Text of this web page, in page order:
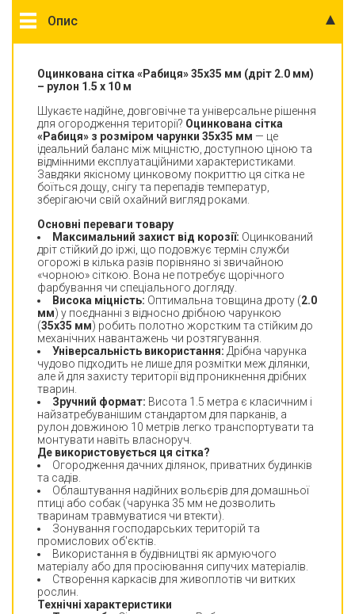
Опис
Оцинкована сітка «Рабиця» 35х35 мм (дріт 2.0 мм)
– рулон 1.5 х 10 м
Шукаєте надійне, довговічне та універсальне рішення
для огородження території? Оцинкована сітка
«Рабиця» з розміром чарунки 35х35 мм — це
ідеальний баланс між міцністю, доступною ціною та
відмінними експлуатаційними характеристиками.
Завдяки якісному цинковому покриттю ця сітка не
боїться дощу, снігу та перепадів температур,
зберігаючи свій охайний вигляд роками.
Основні переваги товару
Максимальний захист від корозії: Оцинкований
дріт стійкий до іржі, що подовжує термін служби
огорожі в кілька разів порівняно зі звичайною
«чорною» сіткою. Вона не потребує щорічного
фарбування чи спеціального догляду.
Висока міцність: Оптимальна товщина дроту (2.0
мм) у поєднанні з відносно дрібною чарункою
(35х35 мм) робить полотно жорстким та стійким до
механічних навантажень чи розтягування.
Універсальність використання: Дрібна чарунка
чудово підходить не лише для розмітки меж ділянки,
але й для захисту території від проникнення дрібних
тварин.
Зручний формат: Висота 1.5 метра є класичним і
найзатребуванішим стандартом для парканів, а
рулон довжиною 10 метрів легко транспортувати та
монтувати навіть власноруч.
Де використовується ця сітка?
Огородження дачних ділянок, приватних будинків
та садів.
Облаштування надійних вольєрів для домашньої
птиці або собак (чарунка 35 мм не дозволить
тваринам травмуватися чи втекти).
Зонування господарських територій та
промислових об'єктів.
Використання в будівництві як армуючого
матеріалу або для просіювання сипучих матеріалів.
Створення каркасів для живоплотів чи витких
рослин.
Технічні характеристики